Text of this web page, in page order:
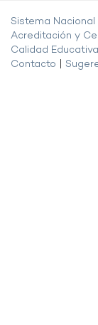
Sistema Nacional
Acreditación y
Calidad Educativa
Contacto